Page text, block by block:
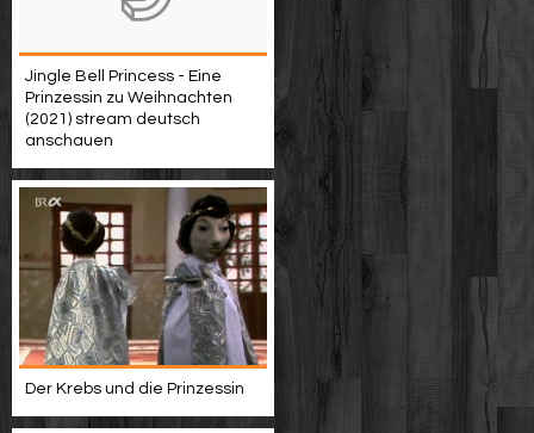
Jingle Bell Princess - Eine
Prinzessin zu Weihnachten
(2021) stream deutsch
anschauen
Der Krebs und die Prinzessin